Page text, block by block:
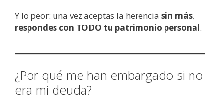
Y lo peor: una vez aceptas la herencia sin más,
respondes con TODO tu patrimonio personal.
¿Por qué me han embargado si no
era mi deuda?